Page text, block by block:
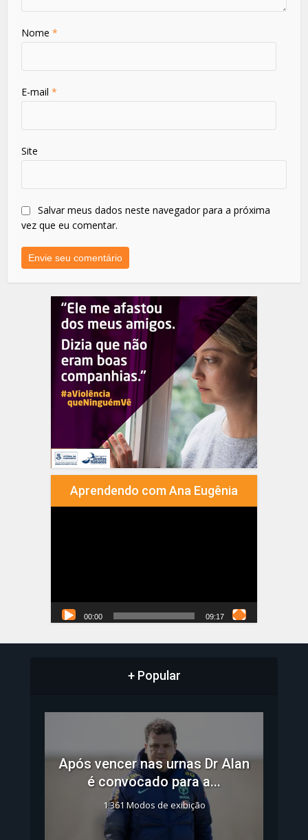
Nome*
E-mail*
Site
Salvar meus dados neste navegador para a próxima
vez que eu comentar.
Aprendendo com Ana Eugênia
00:00 09:17
+ Popular
Após vencer nas urnas Dr Alan
é convocado para a...
1.361 Modos de exibição